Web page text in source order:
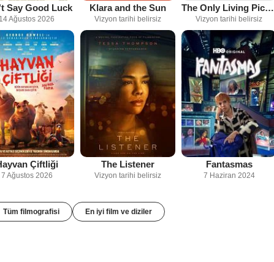
Say Good Luck
14 Ağustos 2026
Klara and the Sun
Vizyon tarihi belirsiz
The Only Living Pickpocket In New York
Vizyon tarihi belirsiz
Çiftliği
7 Ağustos 2026
The Listener
Vizyon tarihi belirsiz
Fantasmas
7 Haziran 2024
Tüm filmografisi En iyi film ve diziler